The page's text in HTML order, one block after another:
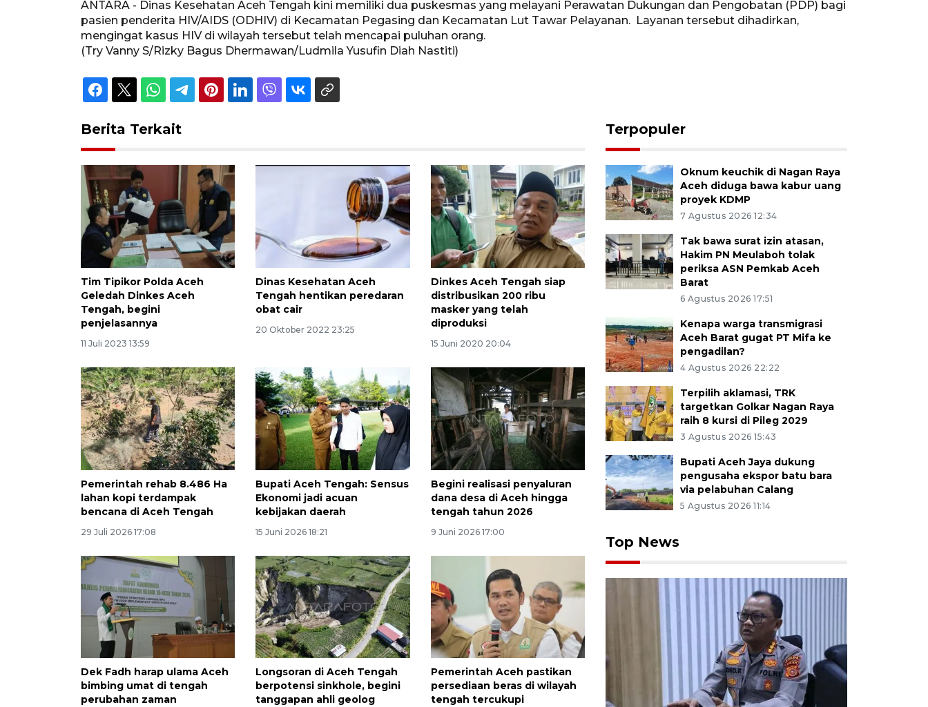
ANTARA - Dinas Kesehatan Aceh Tengah kini memiliki dua puskesmas yang melayani Perawatan Dukungan dan Pengobatan (PDP) bagi
pasien penderita HIV/AIDS (ODHIV) di Kecamatan Pegasing dan Kecamatan Lut Tawar Pelayanan. Layanan tersebut dihadirkan,
mengingat kasus HIV di wilayah tersebut telah mencapai puluhan orang.
(Try Vanny S/Rizky Bagus Dhermawan/Ludmila Yusufin Diah Nastiti)
Berita Terkait
Tim Tipikor Polda Aceh
Geledah Dinkes Aceh
Tengah, begini
penjelasannya
11 Juli 2023 13:59
Dinas Kesehatan Aceh
Tengah hentikan peredaran
obat cair
20 Oktober 2022 23:25
Dinkes Aceh Tengah siap
distribusikan 200 ribu
masker yang telah
diproduksi
15 Juni 2020 20:04
Pemerintah rehab 8.486 Ha
lahan kopi terdampak
bencana di Aceh Tengah
29 Juli 2026 17:08
Bupati Aceh Tengah: Sensus
Ekonomi jadi acuan
kebijakan daerah
15 Juni 2026 18:21
Begini realisasi penyaluran
dana desa di Aceh hingga
tengah tahun 2026
9 Juni 2026 17:00
Dek Fadh harap ulama Aceh
bimbing umat di tengah
perubahan zaman
Longsoran di Aceh Tengah
berpotensi sinkhole, begini
tanggapan ahli geolog
Pemerintah Aceh pastikan
persediaan beras di wilayah
tengah tercukupi
Terpopuler
Oknum keuchik di Nagan Raya
Aceh diduga bawa kabur uang
proyek KDMP
7 Agustus 2026 12:34
Tak bawa surat izin atasan,
Hakim PN Meulaboh tolak
periksa ASN Pemkab Aceh
Barat
6 Agustus 2026 17:51
Kenapa warga transmigrasi
Aceh Barat gugat PT Mifa ke
pengadilan?
4 Agustus 2026 22:22
Terpilih aklamasi, TRK
targetkan Golkar Nagan Raya
raih 8 kursi di Pileg 2029
3 Agustus 2026 15:43
Bupati Aceh Jaya dukung
pengusaha ekspor batu bara
via pelabuhan Calang
5 Agustus 2026 11:14
Top News